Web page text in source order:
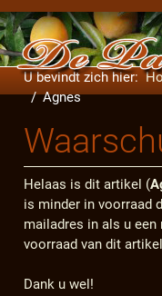
U bevindt zich hier:
Agnes
Helaas is dit artikel (
is minder in voorraad
mailadres in als u
voorraad van dit
Dank u wel!